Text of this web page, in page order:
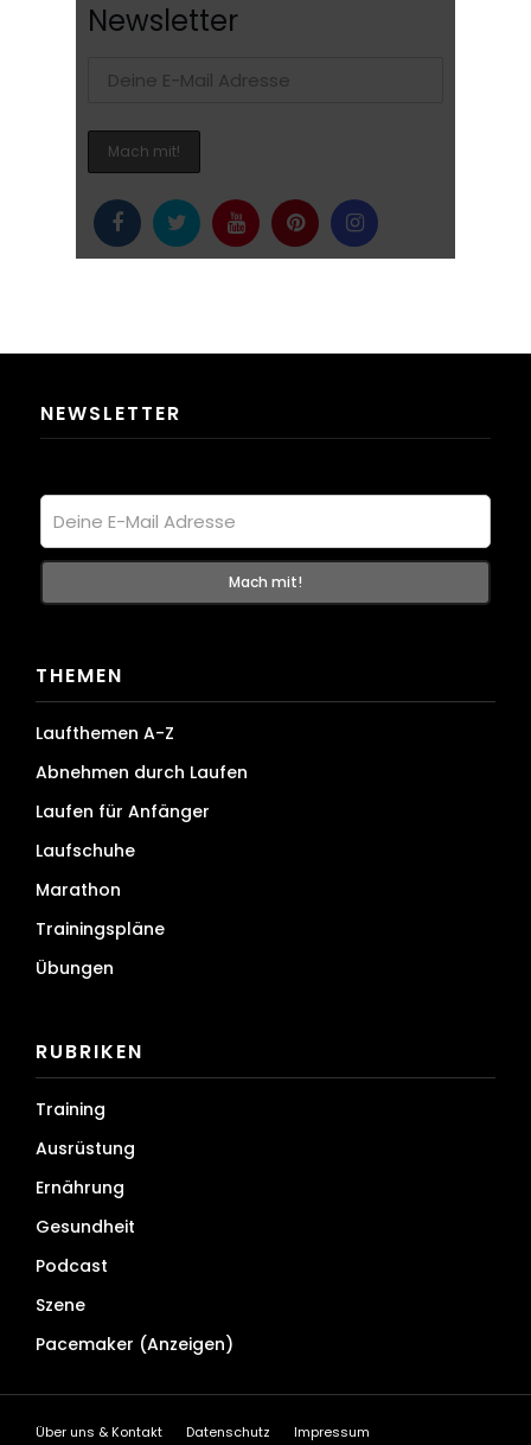
Newsletter
NEWSLETTER
THEMEN
Laufthemen A-Z
Abnehmen durch Laufen
Laufen für Anfänger
Laufschuhe
Marathon
Trainingspläne
Übungen
RUBRIKEN
Training
Ausrüstung
Ernährung
Gesundheit
Podcast
Szene
Pacemaker (Anzeigen)
Über uns & Kontakt Datenschutz Impressum